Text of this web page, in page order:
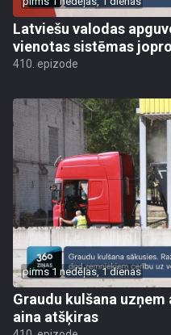
Latviešu valodas
vienotas sistēmas
410. epizode
pirms 1 nedēļas, 1 dienas
Graudu kulšana
aina atšķiras